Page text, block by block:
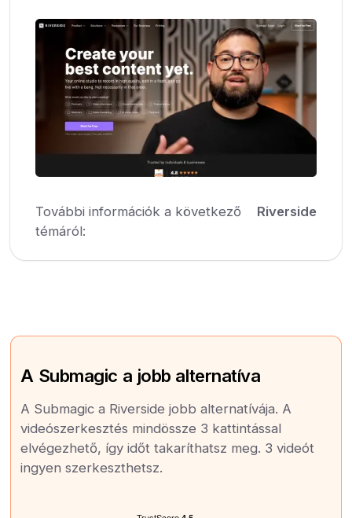
További információk a következő
témáról:
Riverside
A Submagic a jobb alternatíva
A Submagic a Riverside jobb alternatívája. A
videószerkesztés mindössze 3 kattintással
elvégezhető, így időt takaríthatsz meg. 3 videót
ingyen szerkeszthetsz.